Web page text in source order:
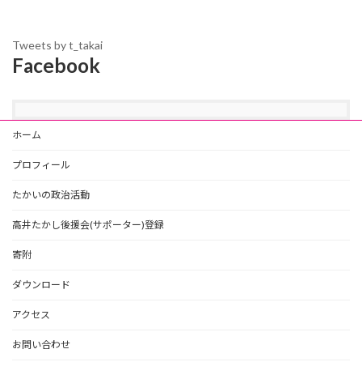
Tweets by t_takai
Facebook
ホーム
プロフィール
たかいの政治活動
高井たかし後援会(サポーター)登録
寄附
ダウンロード
アクセス
お問い合わせ